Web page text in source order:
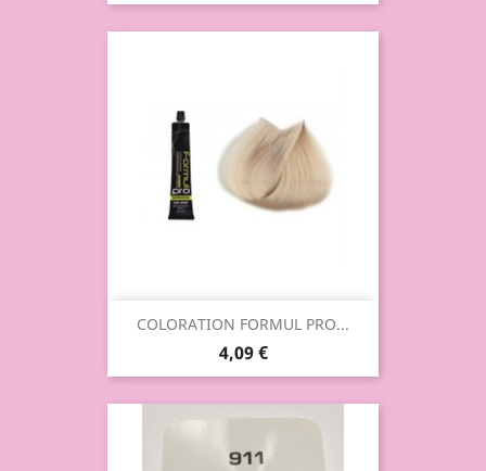
COLORATION FORMUL PRO...
4,09 €